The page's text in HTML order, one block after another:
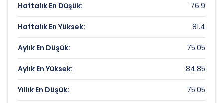
Haftalık En Düşük: 76.9
Haftalık En Yüksek: 81.4
Aylık En Düşük: 75.05
Aylık En Yüksek: 84.85
Yıllık En Düşük: 75.05